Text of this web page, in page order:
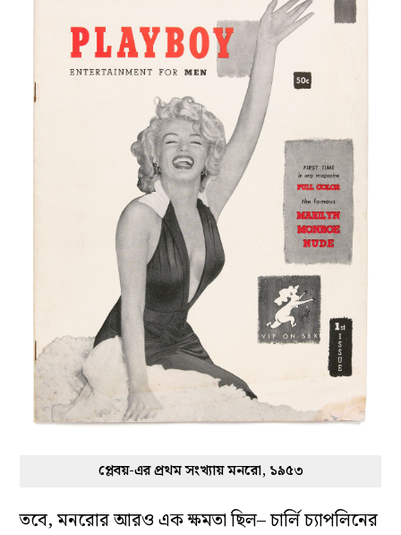
প্লেবয়-এর প্রথম সংখ্যায় মনরো, ১৯৫৩
তবে, মনরোর আরও এক ক্ষমতা ছিল– চার্লি চ্যাপলিনের